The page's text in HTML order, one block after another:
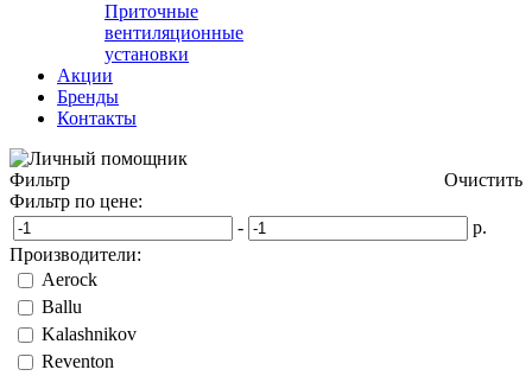
Приточные
вентиляционные
установки
Акции
Бренды
Контакты
Фильтр
Очистить
Фильтр по цене:
-
р.
Производители:
Aerock
Ballu
Kalashnikov
Reventon